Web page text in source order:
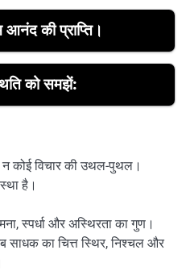
आनंद की प्राप्ति।
को समझें:
न कोई विचार की उथल-पुथल।
है।
स्पर्धा और अस्थिरता का गुण।
साधक का चित्त स्थिर, निश्चल और